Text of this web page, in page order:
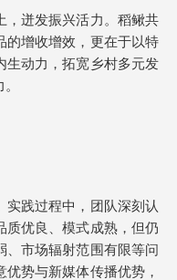
，迸发振兴活力。稻鳅共
的增收增效，更在于以特
生动力，拓宽乡村多元发
实践过程中，团队深刻认
质优良、模式成熟，但仍
、市场辐射范围有限等问
势与新媒体传播优势，